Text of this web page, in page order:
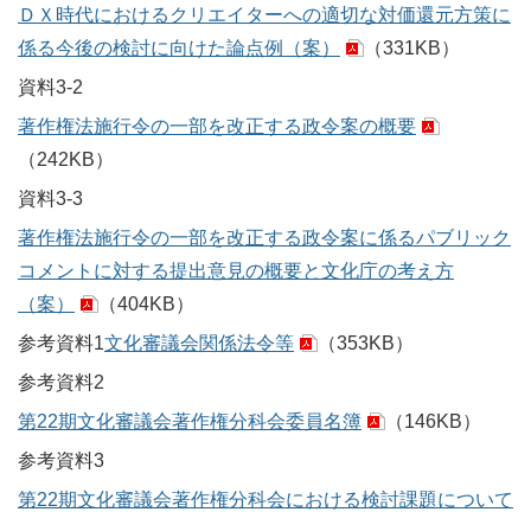
ＤＸ時代におけるクリエイターへの適切な対価還元方策に
係る今後の検討に向けた論点例（案）
（331KB）
資料3-2
著作権法施行令の一部を改正する政令案の概要
（242KB）
資料3-3
著作権法施行令の一部を改正する政令案に係るパブリック
コメントに対する提出意見の概要と文化庁の考え方
（案）
（404KB）
参考資料1文化審議会関係法令等
（353KB）
参考資料2
第22期文化審議会著作権分科会委員名簿
（146KB）
参考資料3
第22期文化審議会著作権分科会における検討課題について